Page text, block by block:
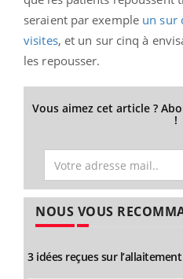
seraient par exemple un sur
visites, et un sur cinq à
les repousser.
Vous aimez cet article ?
!
NOUS VOUS
3 idées reçues sur